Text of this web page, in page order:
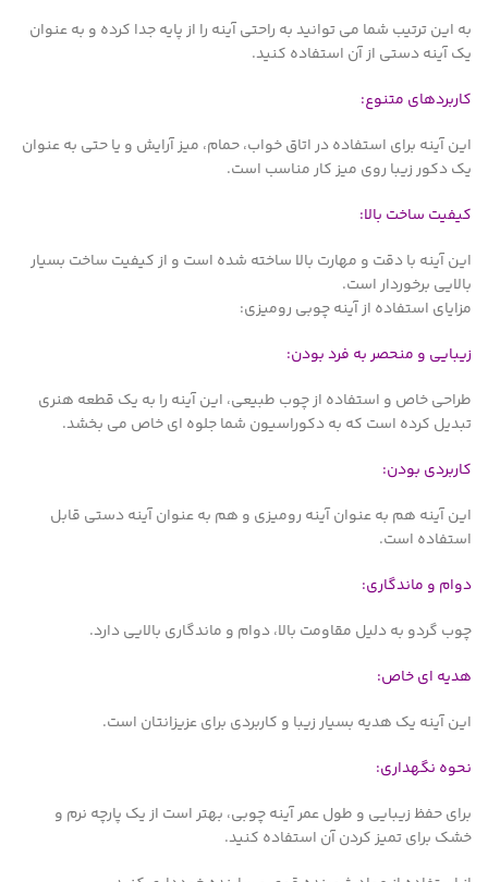
به این ترتیب شما می توانید به راحتی آینه را از پایه جدا کرده و به عنوان
یک آینه دستی از آن استفاده کنید.
کاربردهای متنوع:
این آینه برای استفاده در اتاق خواب، حمام، میز آرایش و یا حتی به عنوان
یک دکور زیبا روی میز کار مناسب است.
کیفیت ساخت بالا:
این آینه با دقت و مهارت بالا ساخته شده است و از کیفیت ساخت بسیار
بالایی برخوردار است.
مزایای استفاده از آینه چوبی رومیزی:
زیبایی و منحصر به فرد بودن:
طراحی خاص و استفاده از چوب طبیعی، این آینه را به یک قطعه هنری
تبدیل کرده است که به دکوراسیون شما جلوه ای خاص می بخشد.
کاربردی بودن:
این آینه هم به عنوان آینه رومیزی و هم به عنوان آینه دستی قابل
استفاده است.
دوام و ماندگاری:
چوب گردو به دلیل مقاومت بالا، دوام و ماندگاری بالایی دارد.
هدیه ای خاص:
این آینه یک هدیه بسیار زیبا و کاربردی برای عزیزانتان است.
نحوه نگهداری:
برای حفظ زیبایی و طول عمر آینه چوبی، بهتر است از یک پارچه نرم و
خشک برای تمیز کردن آن استفاده کنید.